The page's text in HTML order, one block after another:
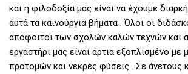
και η φιλοδοξία μας είναι να έχουμε διαρκή
αυτά τα καινούργια βήματα . Όλοι οι
απόφοιτοι των σχολών καλών τεχνών και
εργαστήρι μας είναι άρτια εξοπλισμένο με
προτομών και νεκρές φύσεις . Σε άνετους